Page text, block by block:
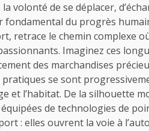
volonté de se déplacer,
du progrès
retrace le chemin complexe
Imaginez ces
des marchandises
pratiques se sont
et l’habitat. De la silhouette
de technologies de
: elles ouvrent la voie à